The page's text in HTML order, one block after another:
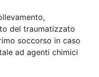
del traumatizzato
soccorso in caso
ad agenti chimici